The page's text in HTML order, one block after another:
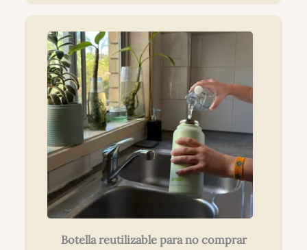
Botella reutilizable para no comprar